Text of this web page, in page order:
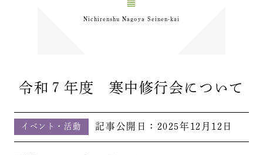
Nichirenshu Nagoya Seinen-kai
令和７年度 寒中修行会について
イベント・活動 記事公開日： 2025年12月12日